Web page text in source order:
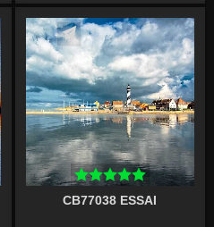
Écrire un commentaire
CB77038 ESSAI